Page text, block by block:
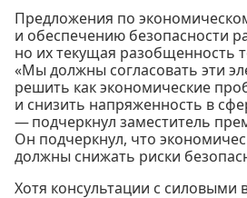
Предложения по
и обеспечению безопасности
но их текущая разобщенность
«Мы должны согласовать эти
решить как экономические
и снизить напряженность в
— подчеркнул заместитель
Он подчеркнул, что
должны снижать риски
Хотя консультации с силовыми